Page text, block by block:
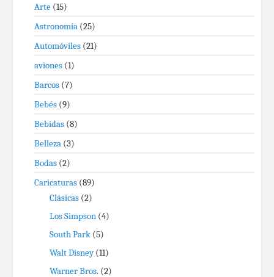
Arte (15)
Astronomía (25)
Automóviles (21)
aviones (1)
Barcos (7)
Bebés (9)
Bebidas (8)
Belleza (3)
Bodas (2)
Caricaturas (89)
Clásicas (2)
Los Simpson (4)
South Park (5)
Walt Disney(11)
Warner Bros. (2)